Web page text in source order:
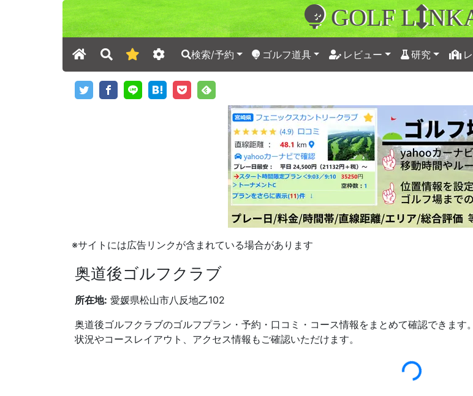
GOLF L
検索/予約 ゴルフ道具 レビュー 研究
※サイトには広告リンクが含まれている場合があります
奥道後ゴルフクラブ
所在地: 愛媛県松山市八反地乙102
奥道後ゴルフクラブのゴルフプラン・予約・口コミ・コース情報をまとめて確認できま
状況やコースレイアウト、アクセス情報もご確認いただけます。